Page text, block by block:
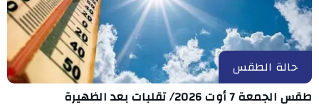
حالة الطقس
طقس الجمعة 7 أوت 2026/ تقلبات بعد الظهيرة